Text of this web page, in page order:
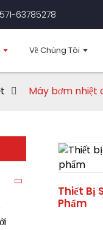
63785278
Về Chúng Tôi
Máy bơm nhiệt
Thiết Bị
Phẩm